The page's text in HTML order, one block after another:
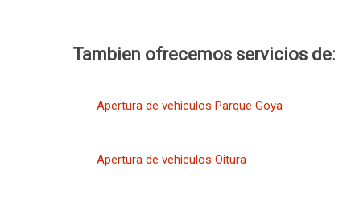
Tambien ofrecemos servicios de:
Apertura de vehiculos Parque Goya
Apertura de vehiculos Oitura